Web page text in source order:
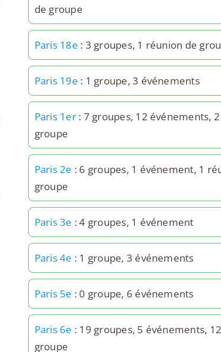
de groupe
Paris 18e : 3 groupes, 1 réunion de
Paris 19e : 1 groupe, 3 événements
Paris 1er: 7 groupes, 12 événements,
groupe
Paris 2e : 6 groupes, 1 événement, 1
groupe
Paris 3e : 4 groupes, 1 événement
Paris 4e : 1 groupe, 3 événements
Paris 5e : 0 groupe, 6 événements
Paris 6e : 19 groupes, 5 événements,
groupe